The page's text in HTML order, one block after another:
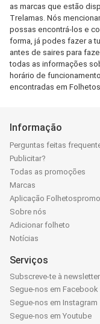
as marcas que estão
Trelamas. Nós
possas encontrá-los e
forma, já podes fazer a
antes de saires para
todas as informações
horário de
encontradas em
Informação
Perguntas feitas
Publicitar?
Todas as promoções
Marcas
Aplicação
Sobre nós
Adicionar folheto
Notícias
Serviços
Subscreve-te à newsletter
Segue-nos em Facebook
Segue-nos em Instagram
Segue-nos em Youtube